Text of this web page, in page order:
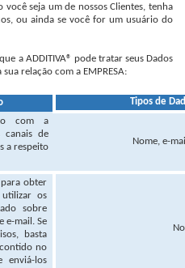
você seja um de nossos Clientes, tenha
ou ainda se você for um usuário do
a ADDITIVA® pode tratar seus Dados
relação com a EMPRESA:
Tipos de
com a
canais de
a respeito
Nome, e-
para obter
utilizar os
sobre
e-mail. Se
basta
no
enviá-los